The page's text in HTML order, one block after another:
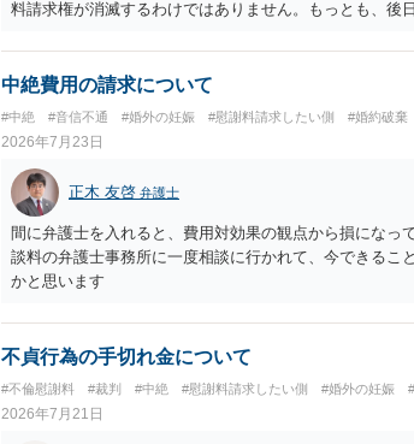
料請求権が消滅するわけではありません。もっとも、後
ものではない」旨を明記しておく方が安全です。また、
間に限る」と対象を明確にすべきです。 他方、不貞相
されている」「夫側から支払を受けた」などと（その当
性があります。そのため、示談金の趣旨、清算対象、妻
す。示談金１８０万円の妥当性については、中絶、精神
内容、妊娠・中絶に至る経緯等によって変わります。中
精神的負担が考慮されることはありますが、夫が当初か
婚期待を理由とする損害については争い得る部分もあり
額は、夫が不貞相手に支払う示談金額だけで決まるもの
婦関係への影響、離婚・別居の有無、相手方の認識等
護士への個別相談も検討なさった方がよいでしょう。
中絶費用の請求について
#中絶 #音信不通 #婚外の妊娠 #慰謝料請求したい側 #婚約破棄
2026年7月23日
正木 友啓 弁護士
間に弁護士を入れると、費用対効果の観点から損になっ
談料の弁護士事務所に一度相談に行かれて、今できるこ
かと思います
不貞行為の手切れ金について
#不倫慰謝料 #裁判 #中絶 #慰謝料請求したい側 #婚外の妊娠
2026年7月21日